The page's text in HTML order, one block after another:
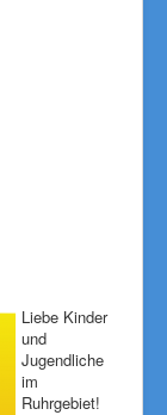
Liebe Kinder
und
Jugendliche
im
Ruhrgebiet!